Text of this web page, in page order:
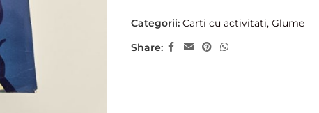
Categorii: Carti cu activitati, Glume
Share: